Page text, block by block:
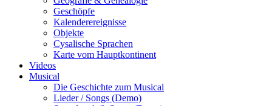
Geschöpfe
Kalenderereignisse
Objekte
Cysalische Sprachen
Karte vom Hauptkontinent
Videos
Musical
Die Geschichte zum Musical
Lieder / Songs (Demo)